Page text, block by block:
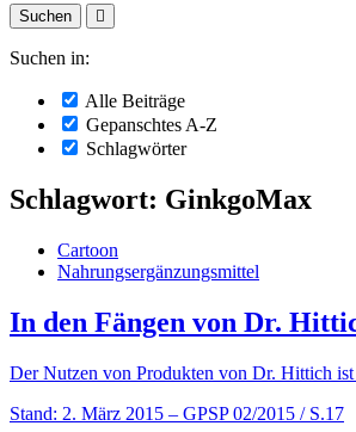
Suchen in:
Alle Beiträge
Gepanschtes A-Z
Schlagwörter
Schlagwort: GinkgoMax
Cartoon
Nahrungsergänzungsmittel
In den Fängen von Dr.
Der Nutzen von Produkten von Dr. Hittich
Stand: 2. März 2015 – GPSP 02/2015 / S.17